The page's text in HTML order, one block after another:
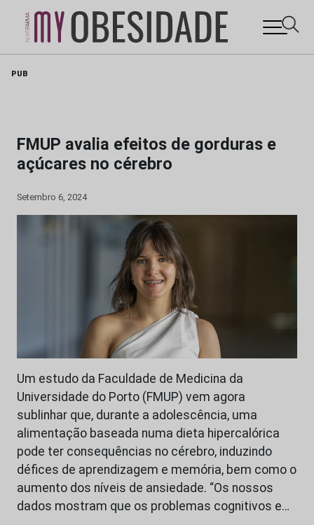
PUB
FMUP avalia efeitos de gorduras e
açúcares no cérebro
Setembro 6, 2024
Um estudo da Faculdade de Medicina da
Universidade do Porto (FMUP) vem agora
sublinhar que, durante a adolescência, uma
alimentação baseada numa dieta hipercalórica
pode ter consequências no cérebro, induzindo
défices de aprendizagem e memória, bem como o
aumento dos níveis de ansiedade. “Os nossos
dados mostram que os problemas cognitivos e…